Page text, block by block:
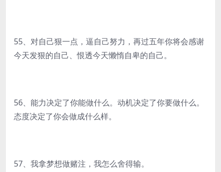
55、对自己狠一点，逼自己努力，再过五年你将会感谢
今天发狠的自己、恨透今天懒惰自卑的自己。
56、能力决定了你能做什么。动机决定了你要做什么。
态度决定了你会做成什么样。
57、我拿梦想做赌注，我怎么舍得输。